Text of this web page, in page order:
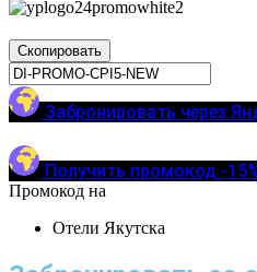
Скопировать
Забронировать через
Получить промокод -
Промокод на
Отели Якутска